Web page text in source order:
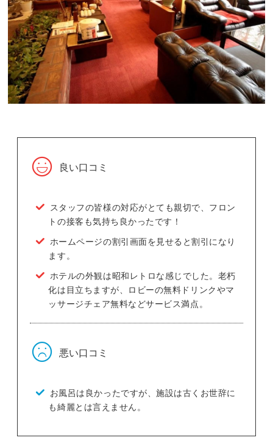
良い口コミ
スタッフの皆様の対応がとても親切で、フロン
トの接客も気持ち良かったです！
ホームページの割引画面を見せると割引になり
ます。
ホテルの外観は昭和レトロな感じでした。老朽
化は目立ちますが、ロビーの無料ドリンクやマ
ッサージチェア無料などサービス満点。
悪い口コミ
お風呂は良かったですが、施設は古くお世辞に
も綺麗とは言えません。